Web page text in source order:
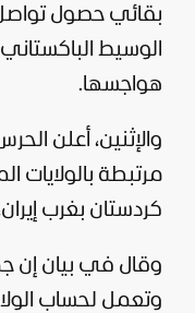
بقائي حصول تواصل
الوسيط
هواجسها.
والإثنين، أعلن
مرتبطة بالولايات
كردستان بغرب
وقال في بيان إن
وتعمل لحساب